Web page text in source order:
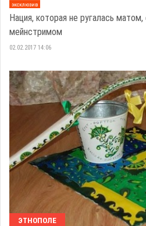
эксклюзив
Нация, которая не ругалась
мейнстримом
02.02.2017 14:06
ЭТНОПОЛЕ